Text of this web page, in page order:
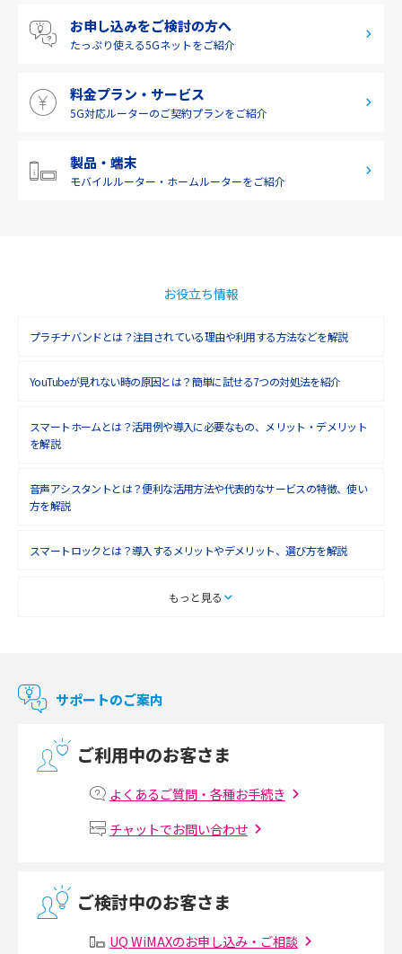
九州・沖縄お申し込みをご検討の方へ
たっぷり使える5Gネットをご紹介
料金プラン・サービス
5G対応ルーターのご契約プランをご紹介
製品・端末
モバイルルーター・ ホームルーターをご紹介
お役立ち情報
プラチナバンドとは？注目されている理由や利用する方法などを解説
YouTubeが見れない時の原因とは？簡単に試せる7つの対処法を紹介
スマートホームとは？活用例や導入に必要なもの、メリット・デメリット
を解説
音声アシスタントとは？便利な活用方法や代表的なサービスの特徴、使い
方を解説
スマートロックとは？導入するメリットやデメリット、選び方を解説
スマートテレビとは？特徴や選び方、使い方をわかりやすく解説
マンションで使えるWi-Fiは？種類ごとの特徴や選び方を紹介
マンションで光回線の利用を始める手順は？設備状況の確認方法も解説
Wi-Fiルーターの設定方法をわかりやすく解説！事前に準備すべきものも紹
無線LANとは？メリット・デメリットや接続方法を解説
もっと見る
サポートのご案内
ご利用中のお客さま
よくあるご質問・各種お手続き
チャットでお問い合わせ
ご検討中のお客さま
UQ WiMAXのお申し込み・ご相談